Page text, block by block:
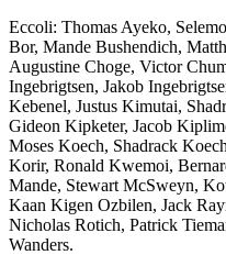
Eccoli: Thomas Ayeko,
Bor, Mande Bushendich,
Augustine Choge, Victor
Ingebrigtsen, Jakob
Kebenel, Justus Kimutai,
Gideon Kipketer, Jacob
Moses Koech, Shadrack
Korir, Ronald Kwemoi,
Mande, Stewart McSweyn,
Kaan Kigen Ozbilen, Jack
Nicholas Rotich, Patrick
Wanders.